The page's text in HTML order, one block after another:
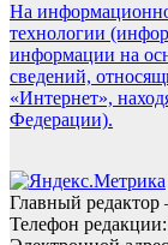
На
технологии
информации на
сведений,
«Интернет»,
Федерации).
Главный
Телефон редакции: